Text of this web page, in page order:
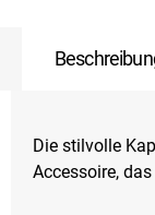
Die stilvolle
Accessoire,